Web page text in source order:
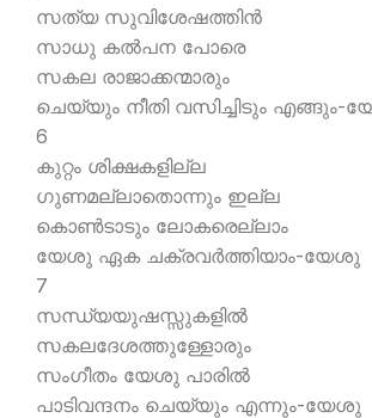
സത്യ സുവിശേഷത്തിന്‍
സാധു കല്‍പന പോരെ
സകല രാജാക്കന്മാരും
ചെയ്യും നീതി വസിച്ചിടും എങ്ങും-
6
കുറ്റം ശിക്ഷകളില്ല
ഗുണമല്ലാതൊന്നും ഇല്ല
കൊണ്‍ടാടും ലോകരെല്ലാം
യേശു ഏക ചക്രവര്‍ത്തിയാം-യേശു
7
സന്ധ്യയുഷസ്സുകളില്‍
സകലദേശത്തുള്ളോരും
സംഗീതം യേശു പാരില്‍
പാടിവന്ദനം ചെയ്യും എന്നും-യേശു